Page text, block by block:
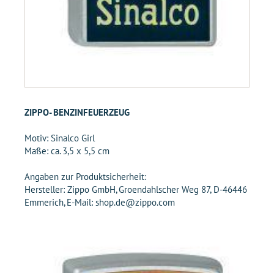
ZIPPO- BENZINFEUERZEUG
Motiv: Sinalco Girl
Maße: ca. 3,5 x 5,5 cm
Angaben zur Produktsicherheit:
Hersteller: Zippo GmbH, Groendahlscher Weg 87, D-46446
Emmerich, E-Mail: shop.de@zippo.com